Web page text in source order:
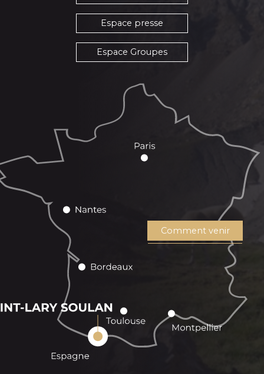
Espace presse
Espace Groupes
Comment venir